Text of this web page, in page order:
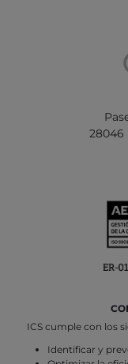
28046
ICS cumple con los
Identificar y